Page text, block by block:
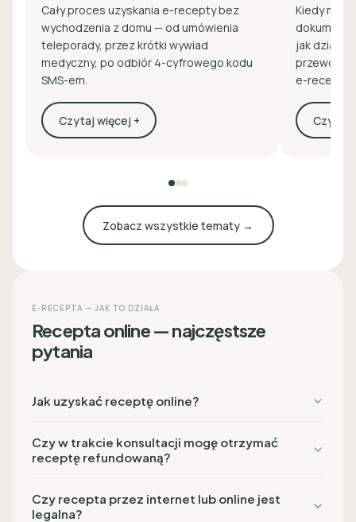
Cały proces uzyskania e-recepty bez
wychodzenia z domu — od umówienia
teleporady, przez krótki wywiad
medyczny, po odbiór 4-cyfrowego kodu
SMS-em.
Czytaj więcej +
Kiedy
jak działa
e-
Czytaj
Zobacz wszystkie tematy →
E-RECEPTA — JAK TO DZIAŁA
Recepta online — najczęstsze
pytania
Jak uzyskać receptę online?
Czy w trakcie konsultacji mogę otrzymać
receptę refundowaną?
Czy recepta przez internet lub online jest
legalna?